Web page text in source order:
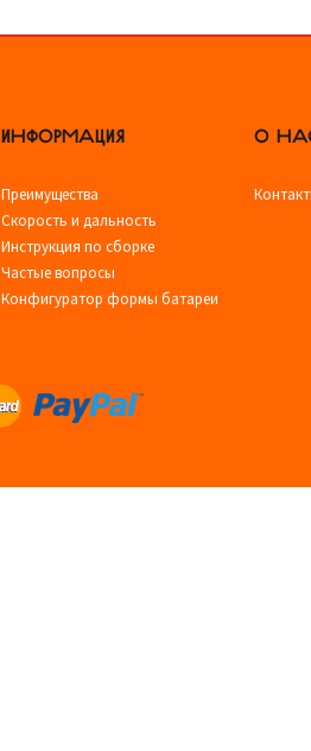
ИНФОРМАЦИЯ
Преимущества
Скорость и дальность
Инструкция по сборке
Частые вопросы
Конфигуратор формы батареи
О